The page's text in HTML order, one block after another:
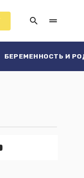
БЕРЕМЕННОСТЬ И